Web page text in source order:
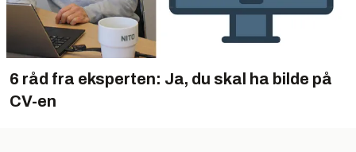
6 råd fra eksperten: Ja, du skal ha bilde på
CV-en